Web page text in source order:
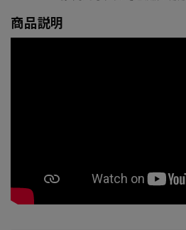
商品説明